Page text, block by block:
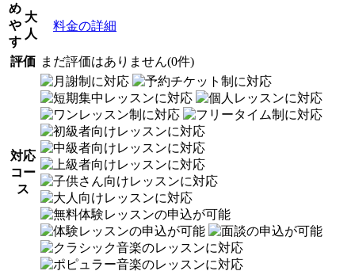
め
や
す
大
人
料金の詳細
評価 まだ評価はありません(0件)
対応
コー
ス